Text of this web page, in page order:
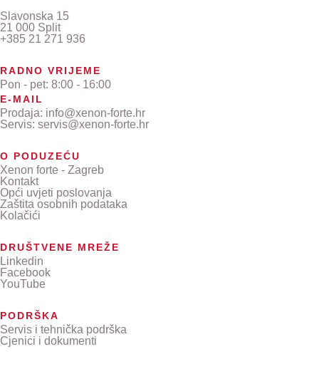
Slavonska 15
21 000 Split
+385 21 271 936
RADNO VRIJEME
Pon - pet: 8:00 - 16:00
E-MAIL
Prodaja: info@xenon-forte.hr
Servis: servis@xenon-forte.hr
O PODUZEĆU
Xenon forte - Zagreb
Kontakt
Opći uvjeti poslovanja
Zaštita osobnih podataka
Kolačići
DRUŠTVENE MREŽE
Linkedin
Facebook
YouTube
PODRŠKA
Servis i tehnička podrška
Cjenici i dokumenti